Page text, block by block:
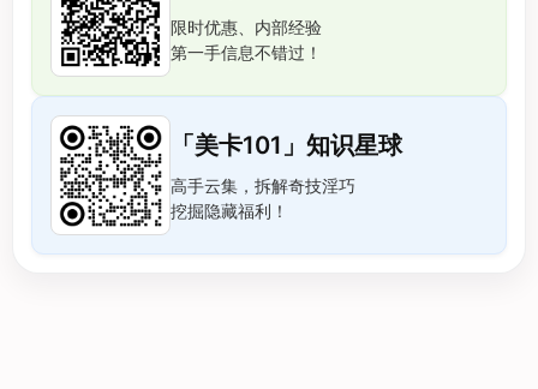
限时优惠、内部经验
第一手信息不错过！
「美卡101」知识星球
高手云集，拆解奇技淫巧
挖掘隐藏福利！